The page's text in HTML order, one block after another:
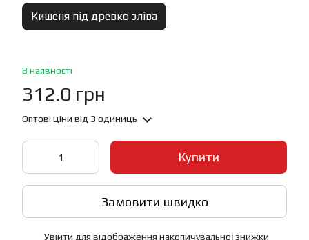
Кишеня під древко зліва
В наявності
312.0 грн
Оптові ціни від 3 одиниць
Купити
Замовити швидко
Увійти для відображення накопичувальної знижки